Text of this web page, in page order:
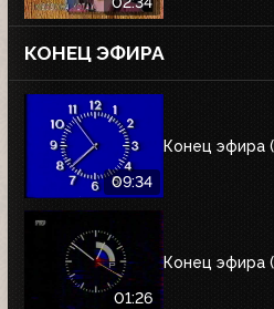
КОНЕЦ ЭФИРА
09:34
Конец эфира
01:26
Конец эфира